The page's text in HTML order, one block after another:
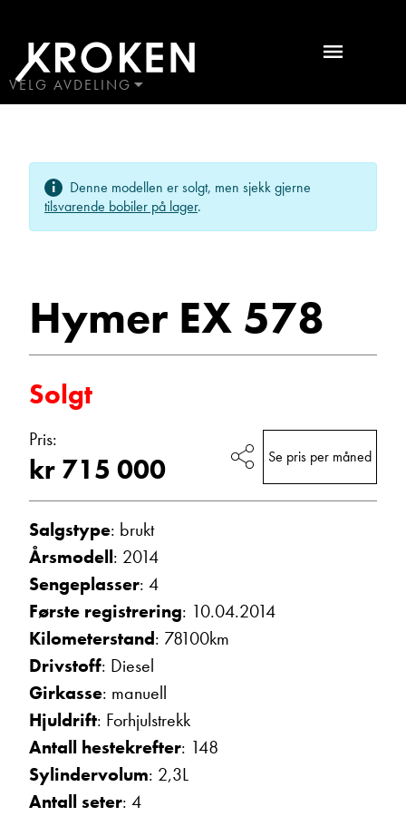
EX
578
Bobiler
VELG AVDELING
ÅLESUND
ÅNDALSNES Ta kontakt
Sted
Hva gjelder det?
E-post
Navn
Beskrivelse
Denne siden er beskyttet av reCAPTCHA og Google
Personvernerklæring
Denne modellen er solgt, men sjekk gjerne
tilsvarende bobiler på lager.
Hymer EX 578
Solgt
Pris:
kr 715 000 Se pris per måned
Salgstype: brukt
Årsmodell: 2014
Sengeplasser: 4
Første registrering: 10.04.2014
Kilometerstand: 78100km
Drivstoff: Diesel
Girkasse: manuell
Hjuldrift: Forhjulstrekk
Antall hestekrefter: 148
Sylindervolum: 2,3L
Antall seter: 4